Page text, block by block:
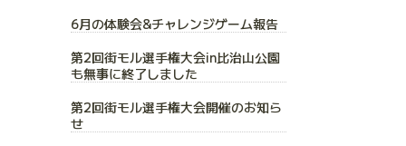
6月の体験会&チャレンジゲーム報告
第2回街モル選手権大会in比治山公園
も無事に終了しました
第2回街モル選手権大会開催のお知ら
せ